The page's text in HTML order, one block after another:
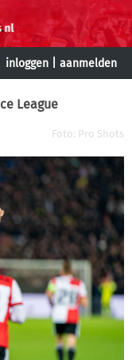
inloggen aanmelden
League
Foto: Pro Shots